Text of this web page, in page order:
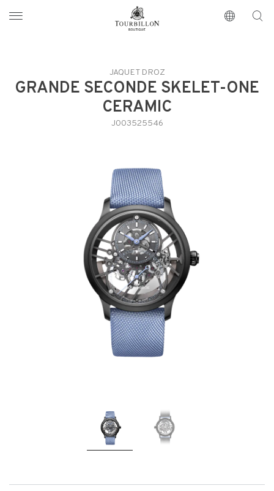
https://www.tourbillon.com/index.php/de
JAQUET DROZ
GRANDE SECONDE SKELET-ONE
CERAMIC
J003525546